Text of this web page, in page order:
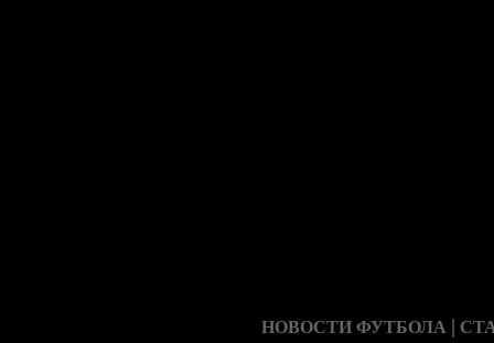
НОВОСТИ ФУТБОЛА |